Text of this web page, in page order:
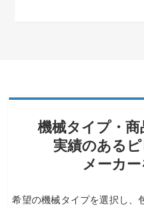
機械タイプ・
実績のある
メーカ
希望の機械タイプを選択し、